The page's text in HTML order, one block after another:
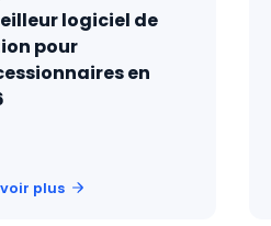
logiciel de
pour
en
plus